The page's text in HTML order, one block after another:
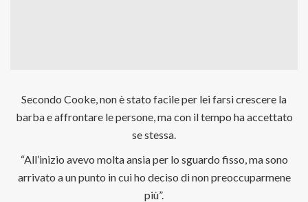
Secondo Cooke, non è stato facile per lei farsi crescere la
barba e affrontare le persone, ma con il tempo ha accettato
se stessa.
“All’inizio avevo molta ansia per lo sguardo fisso, ma sono
arrivato a un punto in cui ho deciso di non preoccuparmene
più”.